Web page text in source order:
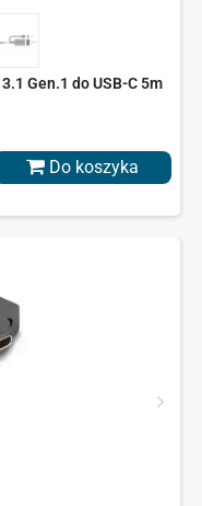
Gen.1 do USB-C 5m
Do koszyka